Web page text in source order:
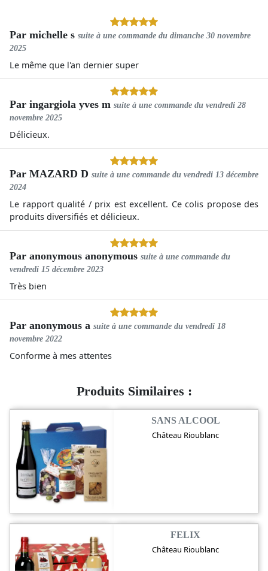
Par michelle s suite à une commande du dimanche 30 novembre
2025
Le même que l'an dernier super
Par ingargiola yves m suite à une commande du vendredi 28
novembre 2025
Délicieux.
Par MAZARD D suite à une commande du vendredi 13 décembre
2024
Le rapport qualité / prix est excellent. Ce colis propose des
produits diversifiés et délicieux.
Par anonymous anonymous suite à une commande du
vendredi 15 décembre 2023
Très bien
Par anonymous a suite à une commande du vendredi 18
novembre 2022
Conforme à mes attentes
Produits Similaires :
SANS ALCOOL
Château Rioublanc
FELIX
Château Rioublanc